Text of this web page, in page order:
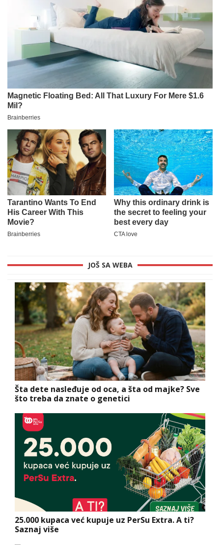
JOŠ SA WEBA
Šta dete nasleđuje od oca, a šta od majke? Sve
što treba da znate o genetici
25.000 kupaca već kupuje uz PerSu Extra. A ti?
Saznaj više